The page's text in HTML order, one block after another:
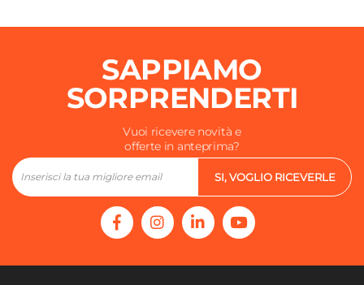
SAPPIAMO
SORPRENDERTI
Vuoi ricevere novità e
offerte in anteprima?
SI, VOGLIO RICEVERLE